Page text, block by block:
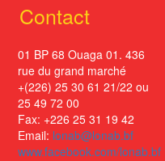
Contact
01 BP 68 Ouaga 01. 436
rue du grand marché
+(226) 25 30 61 21/22 ou
25 49 72 00
Fax: +226 25 31 19 42
Email: lonab@lonab.bf
www.facebook.com/lonab.bf